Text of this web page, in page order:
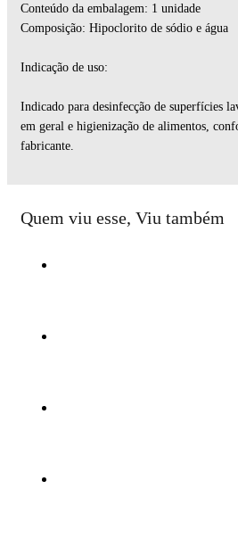
Conteúdo da embalagem: 1 unidade
Composição: Hipoclorito de sódio e água
Indicação de uso:
Indicado para desinfecção de superfícies
em geral e higienização de alimentos,
fabricante.
Quem viu esse, Viu também